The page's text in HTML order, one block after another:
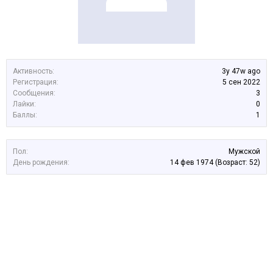
Активность:
3y 47w ago
Регистрация:
5 сен 2022
Сообщения:
3
Лайки:
0
Баллы:
1
Пол:
Мужской
День рождения:
14 фев 1974 (Возраст: 52)